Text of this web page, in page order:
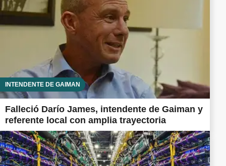
INTENDENTE DE GAIMAN
Falleció Darío James, intendente de Gaiman y
referente local con amplia trayectoria